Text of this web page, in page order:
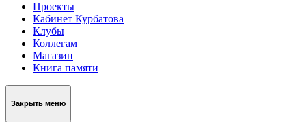
Проекты
Кабинет Курбатова
Клубы
Коллегам
Магазин
Книга памяти
Закрыть меню